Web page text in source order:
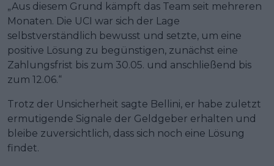
„Aus diesem Grund kämpft das Team seit mehreren
Monaten. Die UCI war sich der Lage
selbstverständlich bewusst und setzte, um eine
positive Lösung zu begünstigen, zunächst eine
Zahlungsfrist bis zum 30.05. und anschließend bis
zum 12.06.“
Trotz der Unsicherheit sagte Bellini, er habe zuletzt
ermutigende Signale der Geldgeber erhalten und
bleibe zuversichtlich, dass sich noch eine Lösung
findet.